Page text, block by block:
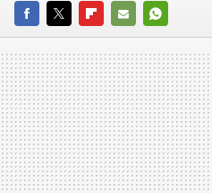
FACEBOOK
TWITTERFLIPBOARD
E-
MAIL
WHATSAPP